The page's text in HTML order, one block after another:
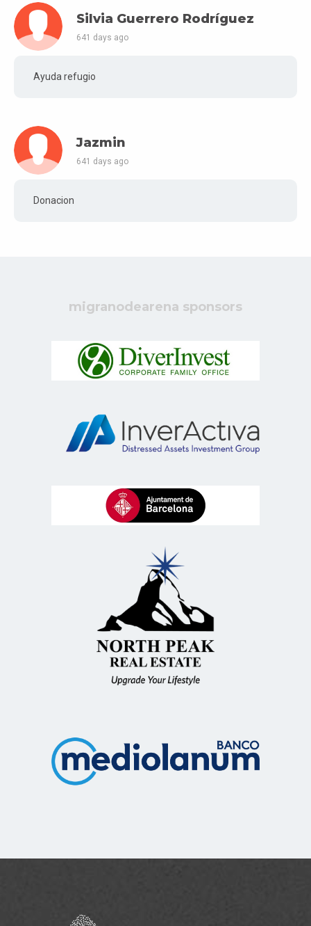
Silvia Guerrero Rodríguez
641 days ago
Ayuda refugio
Jazmin
641 days ago
Donacion
migranodearena sponsors